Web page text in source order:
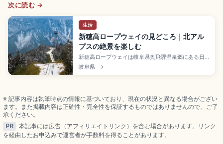
次に読む →
生活
新穂高ロープウェイの見どころ｜北アル
プスの絶景を楽しむ
新穂高ロープウェイは岐阜県奥飛騨温泉郷にある日
本唯一の2階建てゴンドラを備えた観光ロープウェ
イ。標高1,117mの新穂高温泉駅から標高2,156mの西
45分。
岐阜県 →
※ 記事内容は執筆時点の情報に基づいており、現在の状況と異なる場合がござい
ます。また掲載内容は正確性・完全性を保証するものではありませんので、ご了
承ください。
PR
本記事には広告（アフィリエイトリンク）を含む場合があります。リンク
を経由したお申込みで運営者が手数料を得ることがあります。